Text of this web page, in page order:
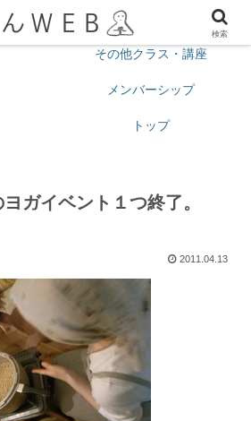
今月の予定
その他クラス・講座
メンバーシップ
トップ
ガイベント１つ終了。
2011.04.13
検索